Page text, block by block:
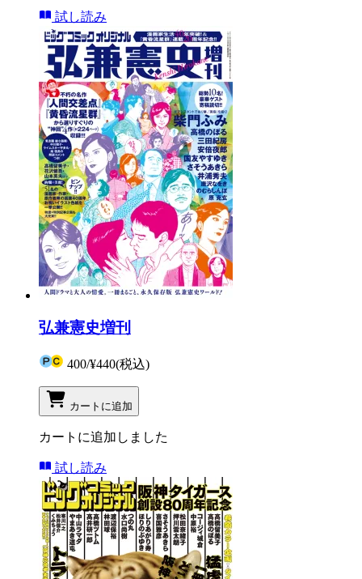
試し読み
弘兼憲史増刊
400/¥440(税込)
カートに追加
カートに追加しました
試し読み